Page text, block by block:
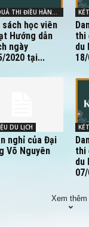
KẾT QUẢ THI ĐIỀU HÀNH - HDV
sách học viên
Hướng dẫn
ngày
2020 tại...
thi
du
DU LỊCH
nghỉ của Đại
Võ Nguyên
thi
du
Xem thêm